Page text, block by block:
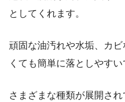
としてくれます。
頑固な油汚れや水垢、カ
くても簡単に落としやすい
さまざまな種類が展開さ